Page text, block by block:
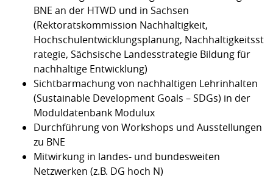
BNE an der HTWD und in Sachsen
(Rektoratskommission Nachhaltigkeit,
Hochschulentwicklungsplanung, Nachhaltigkeitsst
rategie, Sächsische Landesstrategie Bildung für
nachhaltige Entwicklung)
Sichtbarmachung von nachhaltigen Lehrinhalten
(Sustainable Development Goals – SDGs) in der
Moduldatenbank Modulux
Durchführung von Workshops und Ausstellungen
zu BNE
Mitwirkung in landes- und bundesweiten
Netzwerken (z.B. DG hoch N)